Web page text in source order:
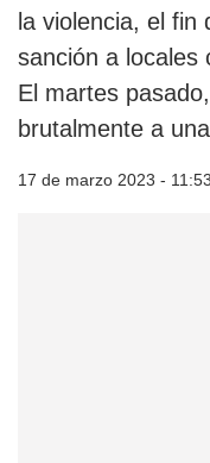
la violencia, el fin
sanción a locales
El martes
brutalmente a
17 de marzo 2023 -